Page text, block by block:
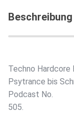
Beschreibung
Techno Hardcore
Psytrance bis
Podcast No.
505.